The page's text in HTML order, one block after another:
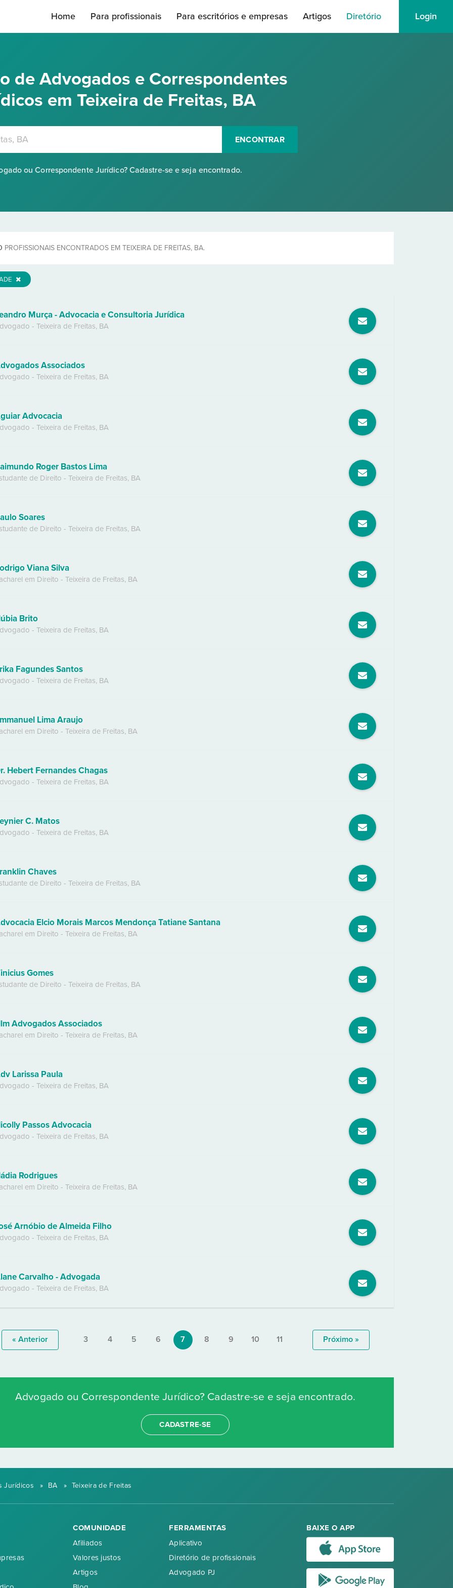
Home Para profissionais Para escritórios e empresas Artigos Diretório Login
de Advogados e Correspondentes
em Teixeira de Freitas, BA
ENCONTRAR
ou Correspondente Jurídico? Cadastre-se e seja encontrado.
PROFISSIONAIS ENCONTRADOS EM TEIXEIRA DE FREITAS, BA.
Murça - Advocacia e Consultoria Jurídica
- Teixeira de Freitas, BA
Associados
- Teixeira de Freitas, BA
Advocacia
- Teixeira de Freitas, BA
Roger Bastos Lima
de Direito - Teixeira de Freitas, BA
Soares
de Direito - Teixeira de Freitas, BA
Viana Silva
em Direito - Teixeira de Freitas, BA
Brito
- Teixeira de Freitas, BA
Fagundes Santos
- Teixeira de Freitas, BA
Lima Araujo
em Direito - Teixeira de Freitas, BA
Hebert Fernandes Chagas
- Teixeira de Freitas, BA
C. Matos
- Teixeira de Freitas, BA
Chaves
de Direito - Teixeira de Freitas, BA
Elcio Morais Marcos Mendonça Tatiane Santana
em Direito - Teixeira de Freitas, BA
Gomes
de Direito - Teixeira de Freitas, BA
Advogados Associados
em Direito - Teixeira de Freitas, BA
Larissa Paula
- Teixeira de Freitas, BA
Passos Advocacia
- Teixeira de Freitas, BA
Rodrigues
em Direito - Teixeira de Freitas, BA
Arnóbio de Almeida Filho
- Teixeira de Freitas, BA
Carvalho - Advogada
- Teixeira de Freitas, BA
« Anterior 3 4 5 6 7 8 9 10 11 Próximo »
Advogado ou Correspondente Jurídico? Cadastre-se e seja encontrado.
CADASTRE-SE
Jurídicos » BA » Teixeira de Freitas
COMUNIDADE
Afiliados
Valores justos
Artigos
FERRAMENTAS
Aplicativo
Diretório de profissionais
Advogado PJ
BAIXE O APP